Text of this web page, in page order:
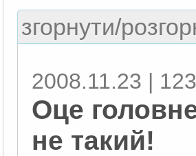
згорнути/
2008.11.23 | 123
Оце
не такий!